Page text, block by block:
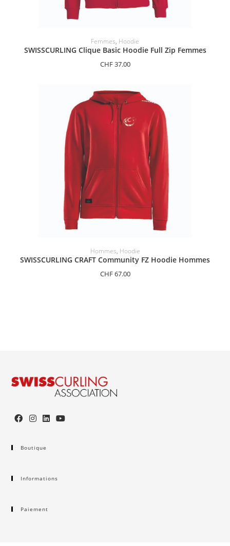
SÉLECTIONNER LES OPTIONS
Femmes, Hoodie
SWISSCURLING Clique Basic Hoodie Full Zip Femmes
CHF37.00
SÉLECTIONNER LES OPTIONS
Hommes, Hoodie
SWISSCURLING CRAFT Community FZ Hoodie Hommes
CHF67.00
Boutique
Informations
Paiement